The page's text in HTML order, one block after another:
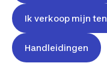
Ik verkoop mijn
Handleidingen